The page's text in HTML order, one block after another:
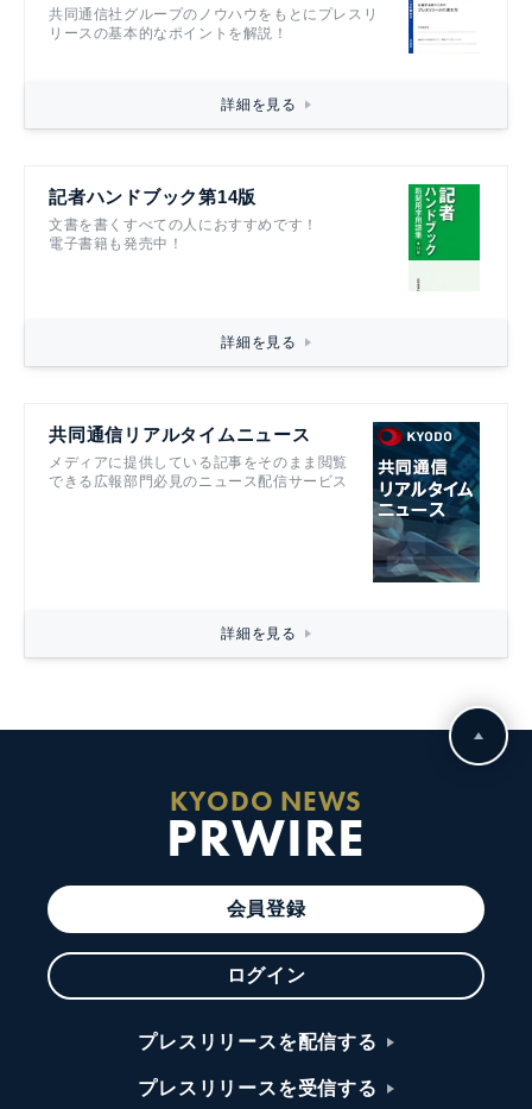
共同通信社グループのノウハウをもとにプレスリ
リースの基本的なポイントを解説！
詳細を見る
記者ハンドブック第14版
文書を書くすべての人におすすめです！
電子書籍も発売中！
詳細を見る
共同通信リアルタイムニュース
メディアに提供している記事をそのまま閲覧
できる広報部門必見のニュース配信サービス
詳細を見る
KYODO NEWS
PRWIRE
会員登録
ログイン
プレスリリースを配信する
プレスリリースを受信する